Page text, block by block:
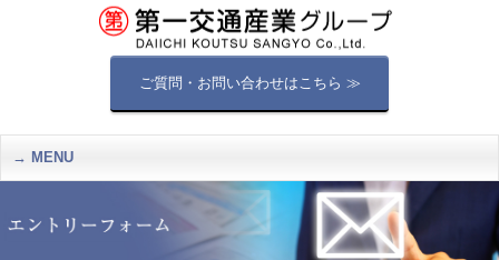
ご質問・お問い合わせはこちら ≫
MENU